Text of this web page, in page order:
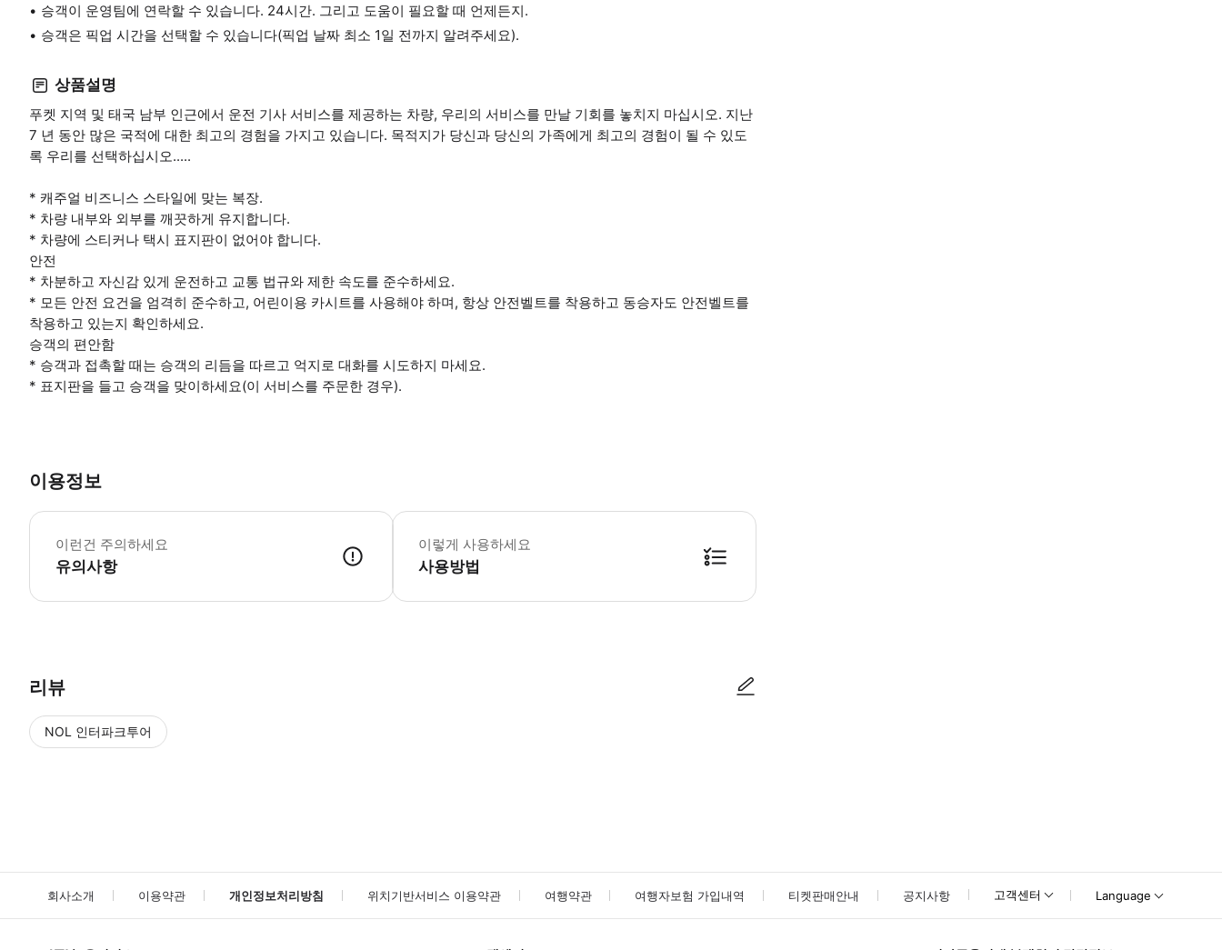
승객이 운영팀에 연락할 수 있습니다. 24시간. 그리고 도움이 필요할 때 언제든지.
승객은 픽업 시간을 선택할 수 있습니다(픽업 날짜 최소 1일 전까지 알려주세요).
상품설명
푸켓 지역 및 태국 남부 인근에서 운전 기사 서비스를 제공하는 차량, 우리의 서비스를 만날 기회를 놓치지 마십시오. 지난
7 년 동안 많은 국적에 대한 최고의 경험을 가지고 있습니다. 목적지가 당신과 당신의 가족에게 최고의 경험이 될 수 있도
록 우리를 선택하십시오.....
* 캐주얼 비즈니스 스타일에 맞는 복장.
* 차량 내부와 외부를 깨끗하게 유지합니다.
* 차량에 스티커나 택시 표지판이 없어야 합니다.
안전
* 차분하고 자신감 있게 운전하고 교통 법규와 제한 속도를 준수하세요.
* 모든 안전 요건을 엄격히 준수하고, 어린이용 카시트를 사용해야 하며, 항상 안전벨트를 착용하고 동승자도 안전벨트를
착용하고 있는지 확인하세요.
승객의 편안함
* 승객과 접촉할 때는 승객의 리듬을 따르고 억지로 대화를 시도하지 마세요.
* 표지판을 들고 승객을 맞이하세요(이 서비스를 주문한 경우).
이용정보
이런건 주의하세요
유의사항
* 소요시간 : 1440분 (옵션에 따라 소요 시간이 다를 수 있으니, 예약 시 확인 부탁드립니다.)
이렇게 사용하세요
사용방법
리뷰
NOL 인터파크투어
회사소개 이용약관 개인정보처리방침 위치기반서비스 이용약관 여행약관 여행자보험 가입내역 티켓판매안내 공지사항 고객센터 Language